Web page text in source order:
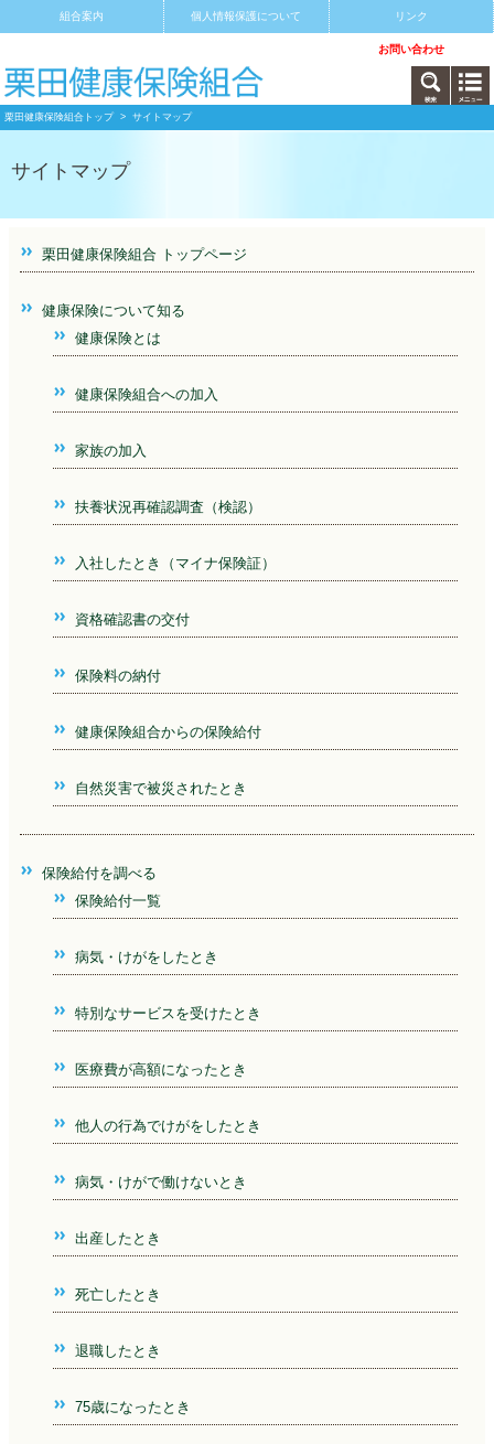
組合案内 個人情報保護について リンク
お問い合わせ
栗田健康保険組合トップ> サイトマップ
サイトマップ
栗田健康保険組合 トップページ
健康保険について知る
健康保険とは
健康保険組合への加入
家族の加入
扶養状況再確認調査（検認）
入社したとき（マイナ保険証）
資格確認書の交付
保険料の納付
健康保険組合からの保険給付
自然災害で被災されたとき
保険給付を調べる
保険給付一覧
病気・けがをしたとき
特別なサービスを受けたとき
医療費が高額になったとき
他人の行為でけがをしたとき
病気・けがで働けないとき
出産したとき
死亡したとき
退職したとき
75歳になったとき